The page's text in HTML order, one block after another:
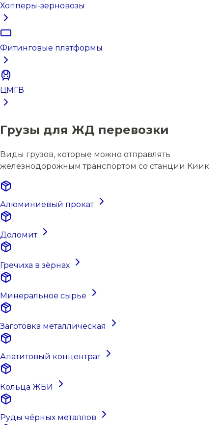
Хопперы-зерновозы
Фитинговые платформы
ЦМГВ
Грузы для ЖД перевозки
Виды грузов, которые можно отправлять
железнодорожным транспортом со станции Киик
Алюминиевый прокат
Доломит
Гречиха в зёрнах
Минеральное сырье
Заготовка металлическая
Апатитовый концентрат
Кольца ЖБИ
Руды чёрных металлов